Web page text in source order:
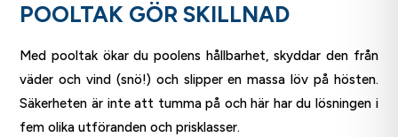
POOLTAK GÖR SKILLNAD
Med pooltak ökar du poolens hållbarhet, skyddar den från
väder och vind (snö!) och slipper en massa löv på hösten.
Säkerheten är inte att tumma på och här har du lösningen i
fem olika utföranden och prisklasser.